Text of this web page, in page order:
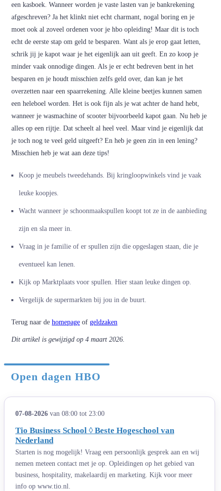
een kasboek. Wanneer worden je vaste lasten van je bankrekening
afgeschreven? Ja het klinkt niet echt charmant, nogal boring en je
moet ook al zoveel ordenen voor je hbo opleiding! Maar dit is toch
echt de eerste stap om geld te besparen. Want als je erop gaat letten,
schrik jij je kapot waar je het eigenlijk aan uit geeft. En zo koop je
minder vaak onnodige dingen. Als je er echt bedreven bent in het
besparen en je houdt misschien zelfs geld over, dan kan je het
overzetten naar een spaarrekening. Alle kleine beetjes kunnen samen
een heleboel worden. Het is ook fijn als je wat achter de hand hebt,
wanneer je wasmachine of scooter bijvoorbeeld kapot gaan. Nu heb je
alles op een rijtje. Dat scheelt al heel veel. Maar vind je eigenlijk dat
je toch nog te veel geld uitgeeft? En heb je geen zin in een lening?
Misschien heb je wat aan deze tips!
Koop je meubels tweedehands. Bij kringloopwinkels vind je vaak
leuke koopjes.
Wacht wanneer je schoonmaakspullen koopt tot ze in de aanbieding
zijn en sla meer in.
Vraag in je familie of er spullen zijn die opgeslagen staan, die je
eventueel kan lenen.
Kijk op Marktplaats voor spullen. Hier staan leuke dingen op.
Vergelijk de supermarkten bij jou in de buurt.
Terug naar de homepage of geldzaken
Dit artikel is gewijzigd op 4 maart 2026.
Open dagen HBO
07-08-2026 van 08:00 tot 23:00
Tio Business School ◊ Beste Hogeschool van
Nederland
Starten is nog mogelijk! Vraag een persoonlijk gesprek aan en wij
nemen meteen contact met je op. Opleidingen op het gebied van
business, hospitality, makelaardij en marketing. Kijk voor meer
info op www.tio.nl.